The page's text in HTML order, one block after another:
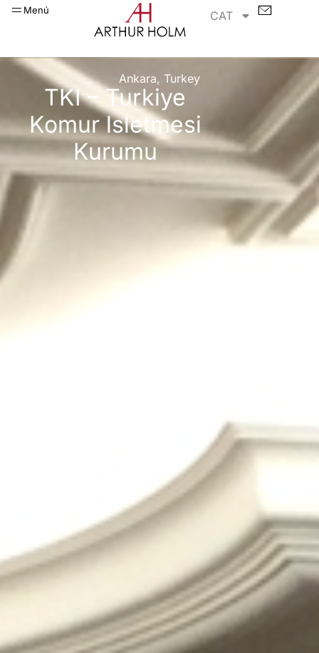
Menú CAT
Ankara, Turkey
TKI – Turkiye
Komur lsletmesi
Kurumu